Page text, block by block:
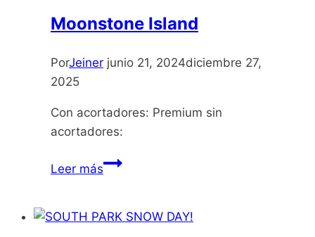
Moonstone Island
PorJeiner junio 21, 2024diciembre 27,
2025
Con acortadores: Premium sin
acortadores:
Leer másMoonstone